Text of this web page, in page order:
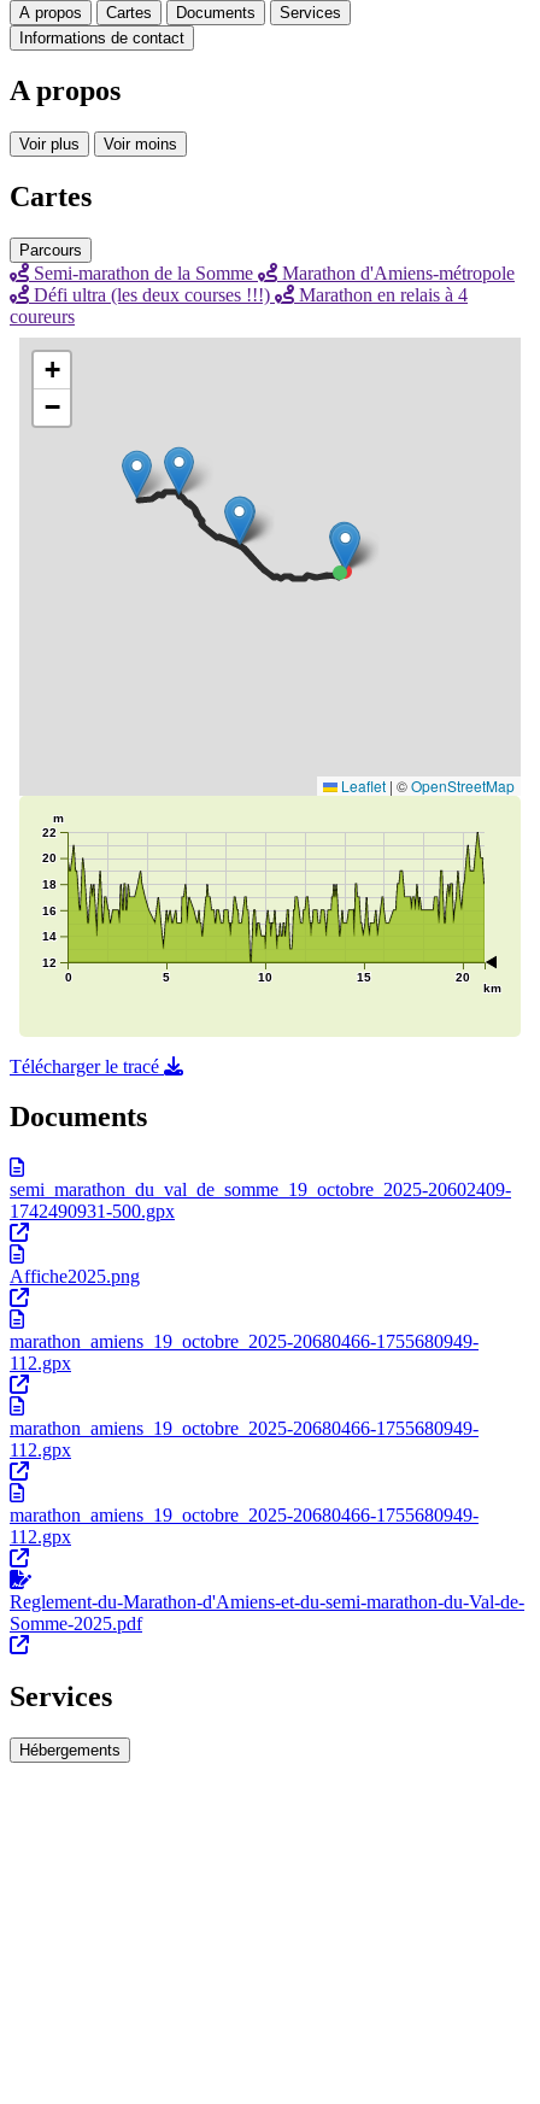
A propos Cartes Documents
Services
Informations de contact
A propos
Voir plus Voir moins
Cartes
Parcours
Semi-marathon de la Somme
Marathon d'Amiens-métropole
Défi ultra (les deux courses !!!)
Marathon en relais à 4
coureurs
Télécharger le tracé
Documents
semi_marathon_du_val_de_somme_19_octobre_2025-20602409-
1742490931-500.gpx
Affiche2025.png
marathon_amiens_19_octobre_2025-20680466-1755680949-
112.gpx
marathon_amiens_19_octobre_2025-20680466-1755680949-
112.gpx
marathon_amiens_19_octobre_2025-20680466-1755680949-
112.gpx
Reglement-du-Marathon-d'Amiens-et-du-semi-marathon-du-Val-de-
Somme-2025.pdf
Services
Hébergements